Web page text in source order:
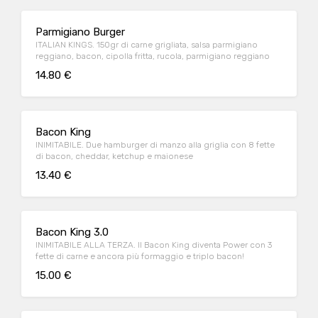
Parmigiano Burger
ITALIAN KINGS. 150gr di carne grigliata, salsa parmigiano
reggiano, bacon, cipolla fritta, rucola, parmigiano reggiano
14.80 €
Bacon King
INIMITABILE. Due hamburger di manzo alla griglia con 8 fette
di bacon, cheddar, ketchup e maionese
13.40 €
Bacon King 3.0
INIMITABILE ALLA TERZA. Il Bacon King diventa Power con 3
fette di carne e ancora più formaggio e triplo bacon!
15.00 €